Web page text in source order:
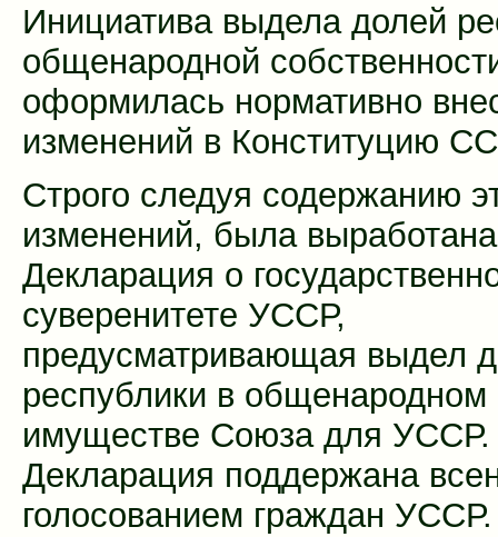
Инициатива выдела долей
общенародной
оформилась нормативно
изменений в Конституцию
Строго следуя содержанию
изменений, была выработана
Декларация о
суверенитете УССР,
предусматривающая выдел
республики в общенародном
имуществе Союза для УССР.
Декларация поддержана
голосованием граждан УССР.